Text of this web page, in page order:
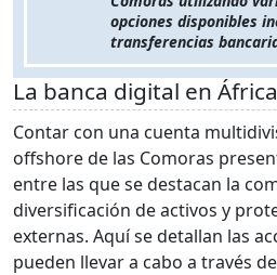
opciones disponibles
transferencias
La banca digital en
Contar con una cuenta
offshore de las Comoras
entre las que se destacan la
diversificación de activos y
externas. Aquí se detallan las
pueden llevar a cabo a través